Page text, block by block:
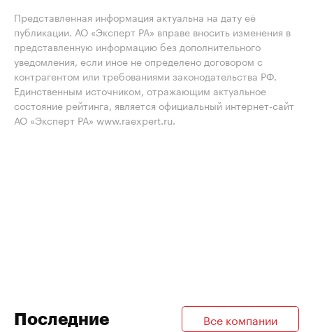
Представленная информация актуальна на дату её
публикации. АО «Эксперт РА» вправе вносить изменения в
представленную информацию без дополнительного
уведомления, если иное не определено договором с
контрагентом или требованиями законодательства РФ.
Единственным источником, отражающим актуальное
состояние рейтинга, является официальный интернет-сайт
АО «Эксперт РА» www.raexpert.ru.
Последние
Все компании